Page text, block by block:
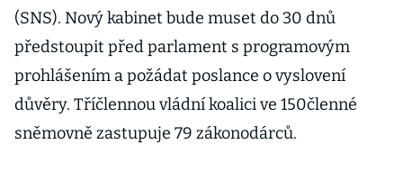
(SNS). Nový kabinet bude muset do 30 dnů
předstoupit před parlament s programovým
prohlášením a požádat poslance o vyslovení
důvěry. Tříčlennou vládní koalici ve 150členné
sněmovně zastupuje 79 zákonodárců.